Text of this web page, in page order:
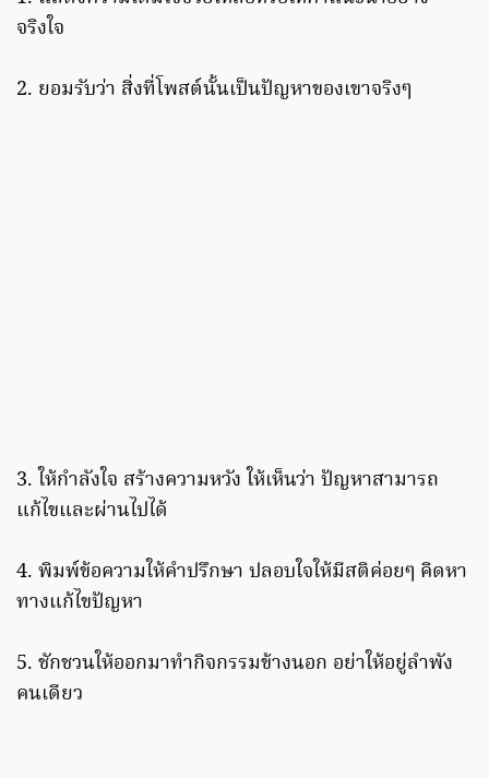
จริงใจ
2. ยอมรับว่า สิ่งที่โพสต์นั้นเป็นปัญหาของเขาจริงๆ
3. ให้กำลังใจ สร้างความหวัง ให้เห็นว่า ปัญหาสามารถ
แก้ไขและผ่านไปได้
4. พิมพ์ข้อความให้คำปรึกษา ปลอบใจให้มีสติค่อยๆ คิดหา
ทางแก้ไขปัญหา
5. ชักชวนให้ออกมาทำกิจกรรมข้างนอก อย่าให้อยู่ลำพัง
คนเดียว